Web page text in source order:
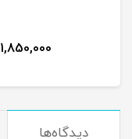
1,850,000
دیدگاه‌ها